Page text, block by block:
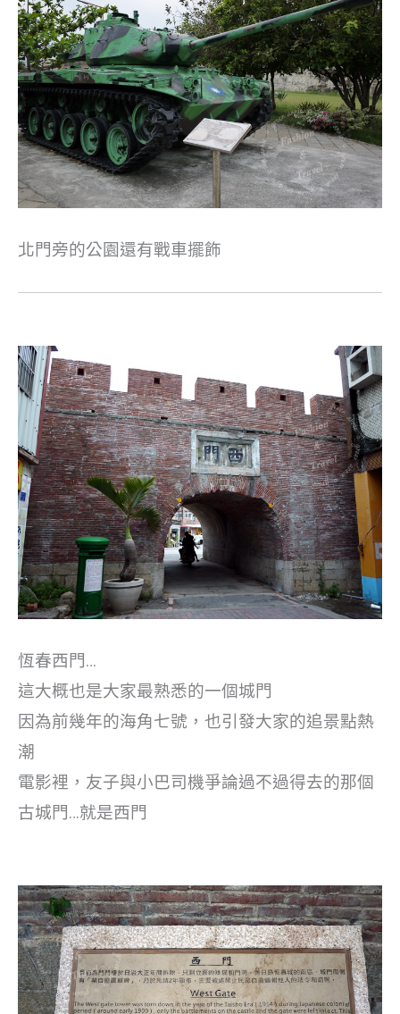
北門旁的公園還有戰車擺飾
恆春西門…
這大概也是大家最熟悉的一個城門
因為前幾年的海角七號，也引發大家的追景點熱
潮
電影裡，友子與小巴司機爭論過不過得去的那個
古城門…就是西門